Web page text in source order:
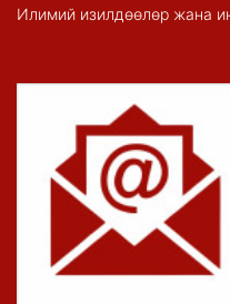
Илимий изилдөөлөр жана